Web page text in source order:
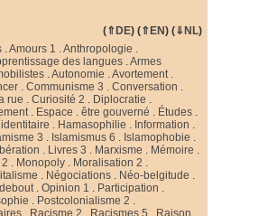
(⇑DE) (⇑EN) (⇓NL)
.Amours 1 .Anthropologie .
des langues .Armes
.Autonomie .Avortement.
.Communisme 3 .Conversation .
rue .Curiosité 2 . Diplocratie .
. Espace .être gouverné . Études .
. Hamasophilie . Information .
3 . Islamismus 6 . Islamophobie .
. Livres 3 . Marxisme . Mémoire .
. Monopoly . Moralisation 2 .
. Négociations . Néo-belgitude .
.Opinion 1 . Participation .
. Postcolonialisme 2 .
. Racisme 2 . Racismes 5 . Raison